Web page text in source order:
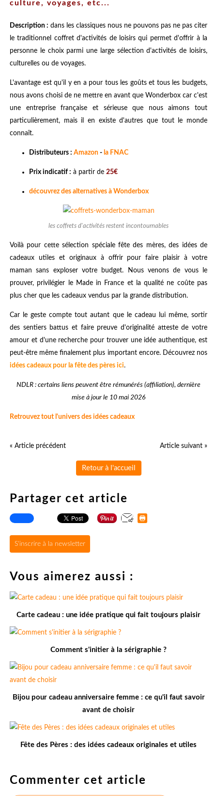
culture, voyages, etc...
Description : dans les classiques nous ne pouvons pas ne pas citer
le traditionnel coffret d'activités de loisirs qui permet d'offrir à la
personne le choix parmi une large sélection d'activités de loisirs,
culturelles ou de voyages.
L'avantage est qu'il y en a pour tous les goûts et tous les budgets,
nous avons choisi de ne mettre en avant que Wonderbox car c'est
une entreprise française et sérieuse que nous aimons tout
particulièrement, mais il en existe d'autres que tout le monde
connaît.
Distributeurs : Amazon - la FNAC
Prix indicatif : à partir de 25€
découvrez des alternatives à Wonderbox
les coffrets d'activités restent incontournables
Voilà pour cette sélection spéciale fête des mères, des idées de
cadeaux utiles et originaux à offrir pour faire plaisir à votre
maman sans exploser votre budget. Nous venons de vous le
prouver, privilégier le Made in France et la qualité ne coûte pas
plus cher que les cadeaux vendus par la grande distribution.
Car le geste compte tout autant que le cadeau lui même, sortir
des sentiers battus et faire preuve d'originalité atteste de votre
amour et d'une recherche pour trouver une idée authentique, est
peut-être même finalement plus important encore. Découvrez nos
idées cadeaux pour la fête des pères ici.
NDLR : certains liens peuvent être rémunérés (affiliation), dernière
mise à jour le 10 mai 2026
Retrouvez tout l'univers des idées cadeaux
« Article précédent Article suivant »
Retour à l'accueil
Partager cet article
S'inscrire à la newsletter
Vous aimerez aussi :
Carte cadeau : une idée pratique qui fait toujours plaisir
Comment s'initier à la sérigraphie ?
Bijou pour cadeau anniversaire femme : ce qu'il faut savoir
avant de choisir
Fête des Pères : des idées cadeaux originales et utiles
Commenter cet article